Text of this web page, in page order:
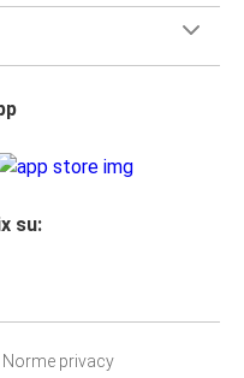
su:
Norme privacy